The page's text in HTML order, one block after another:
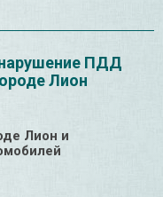
ПДД
Лион
Лион и